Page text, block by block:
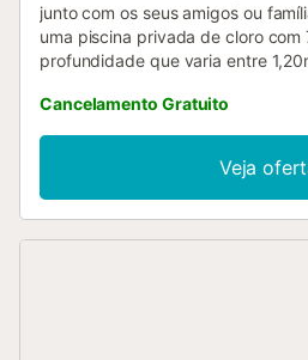
junto com os seus amigos ou
uma piscina privada de cloro com
profundidade que varia entre
delicioso churrasco e comer
junto com os seus
distribuído num único piso e, ao
aberta para a cozinha. Está
cozinha de vitrocerâmica conta
Cancelamento Gratuito
Veja